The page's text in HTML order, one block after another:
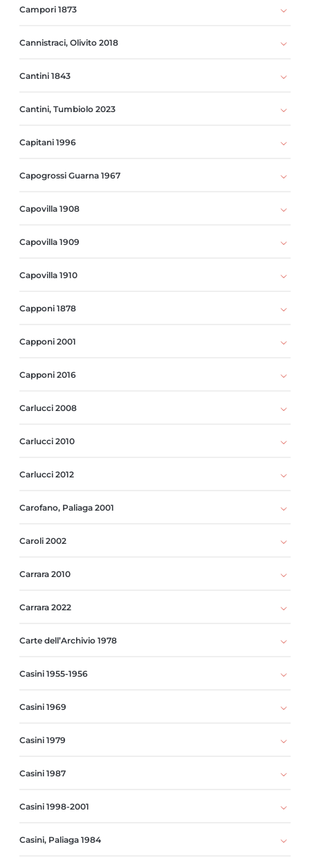
Campori 1873
Cannistraci, Olivito 2018
Cantini 1843
Cantini, Tumbiolo 2023
Capitani 1996
Capogrossi Guarna 1967
Capovilla 1908
Capovilla 1909
Capovilla 1910
Capponi 1878
Capponi 2001
Capponi 2016
Carlucci 2008
Carlucci 2010
Carlucci 2012
Carofano, Paliaga 2001
Caroli 2002
Carrara 2010
Carrara 2022
Carte dell’Archivio 1978
Casini 1955-1956
Casini 1969
Casini 1979
Casini 1987
Casini 1998-2001
Casini, Paliaga 1984